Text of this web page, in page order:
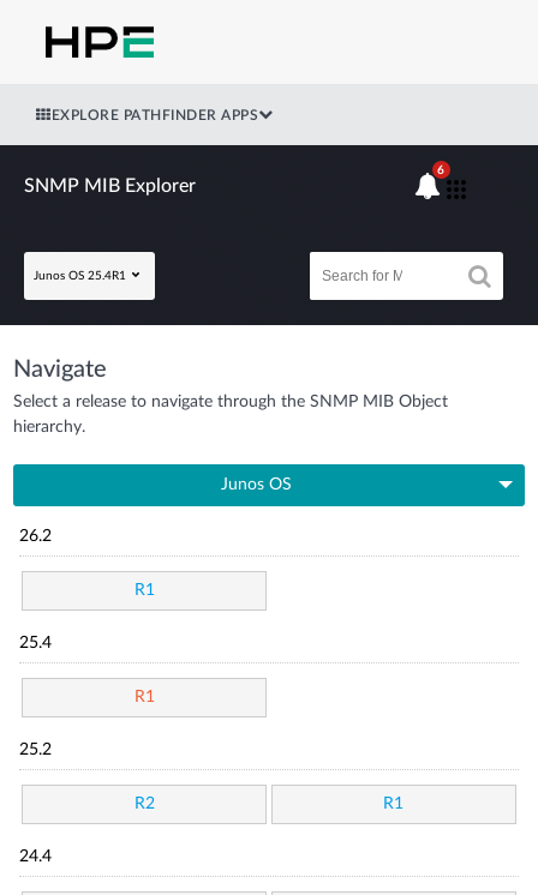
EXPLORE PATHFINDER APPS
SNMP MIB Explorer
Junos OS 25.4R1
6
Navigate
Select a release to navigate through the SNMP MIB Object
hierarchy.
Junos OS
26.2
R1
25.4
R1
25.2
R2 R1
24.4